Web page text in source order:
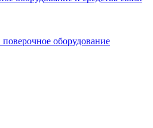
оборудование